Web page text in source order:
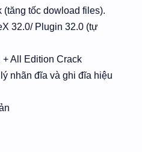
(tăng tốc dowload files).
32.0/ Plugin 32.0 (tự
All Edition Crack
nhãn đĩa và ghi đĩa hiệu